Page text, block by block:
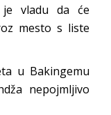
je vladu da će
mesto s liste
u Bakingemu
nepojmljivo